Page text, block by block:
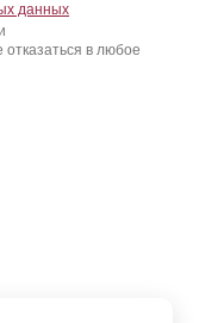
данных
в любое